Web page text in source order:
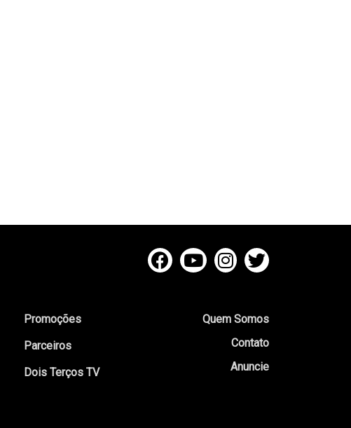
Promoções
Parceiros
Dois Terços TV
Quem Somos
Contato
Anuncie